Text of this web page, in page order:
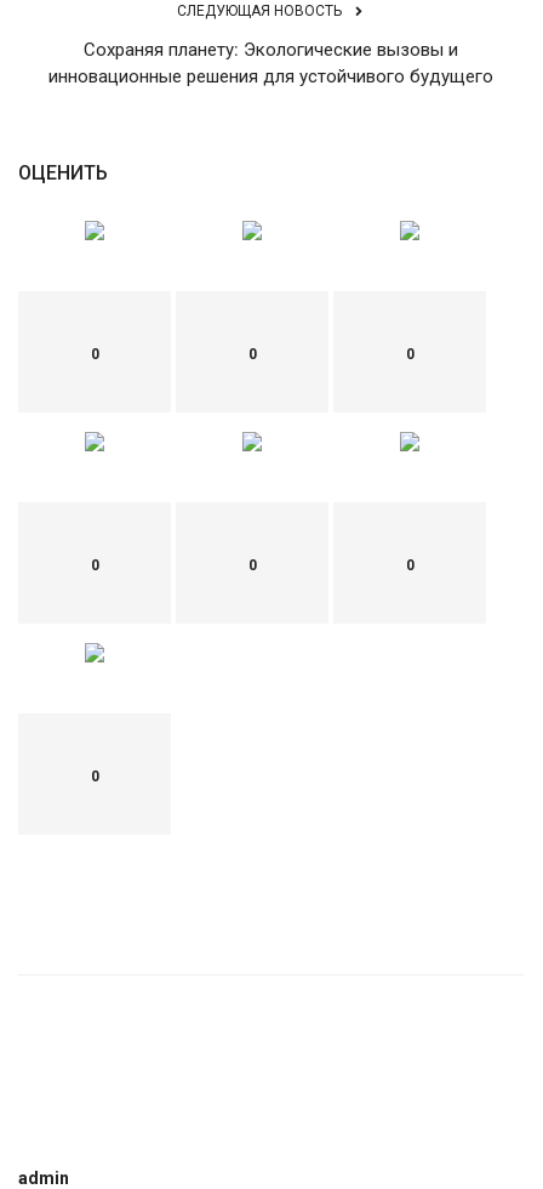
СЛЕДУЮЩАЯ НОВОСТЬ
Сохраняя планету: Экологические вызовы и
инновационные решения для устойчивого будущего
ОЦЕНИТЬ
0 0 0
0 0 0
0
admin